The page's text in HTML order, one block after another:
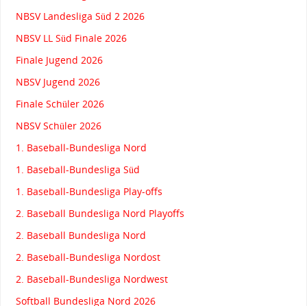
NBSV Landesliga Süd 2 2026
NBSV LL Süd Finale 2026
Finale Jugend 2026
NBSV Jugend 2026
Finale Schüler 2026
NBSV Schüler 2026
1. Baseball-Bundesliga Nord
1. Baseball-Bundesliga Süd
1. Baseball-Bundesliga Play-offs
2. Baseball Bundesliga Nord Playoffs
2. Baseball Bundesliga Nord
2. Baseball-Bundesliga Nordost
2. Baseball-Bundesliga Nordwest
Softball Bundesliga Nord 2026